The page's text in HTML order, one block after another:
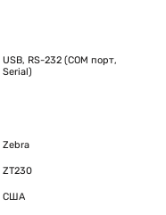
USB, RS-232 (COM порт,
Serial)
Zebra
ZT230
США